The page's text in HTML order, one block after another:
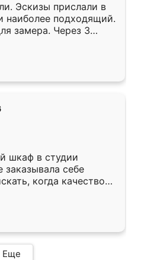
Эскизы прислали в
наиболее подходящий.
замера. Через 3
готова. Остались
Ренессанс
работу!
шкаф в студии
заказывала себе
когда качеством
кухня уже почти
Еще